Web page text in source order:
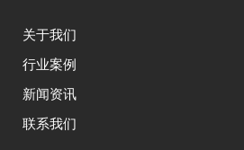
关于我们
行业案例
新闻资讯
联系我们